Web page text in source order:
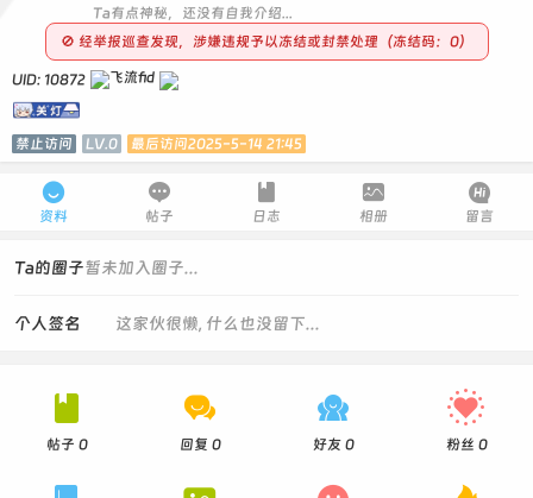
Ta有点神秘，还没有自我介绍...
🚫 经举报巡查发现，涉嫌违规予以冻结或封禁处理（冻结码：0）
UID: 10872
禁止访问 LV.0 最后访问2025-5-14 21:45

资料

帖子

日志

相册

留言
Ta的圈子暂未加入圈子...
这家伙很懒, 什么也没留下...
个人签名

帖子 0

回复 0

好友 0

粉丝 0